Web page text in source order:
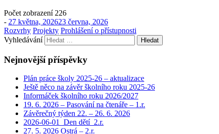
Počet zobrazení 226
- 27 května, 202623 června, 2026
Rozvrhy Projekty Prohlášení o přístupnosti
Vyhledávání
Nejnovější příspěvky
Plán práce školy 2025-26 – aktualizace
Ještě něco na závěr školního roku 2025-26
Informáček školního roku 2026/2027
19. 6. 2026 – Pasování na čtenáře – 1.r.
Závěrečný týden 22. – 26. 6. 2026
2026-06-01_Den dětí_2.r.
27. 5. 2026 Ostrá – 2.r.